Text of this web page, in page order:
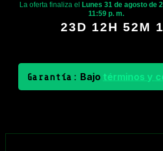
La oferta finaliza el
Lunes 31 de agosto de
11:59 p. m.
23D 12H 52M
Garantía: Bajo términos y